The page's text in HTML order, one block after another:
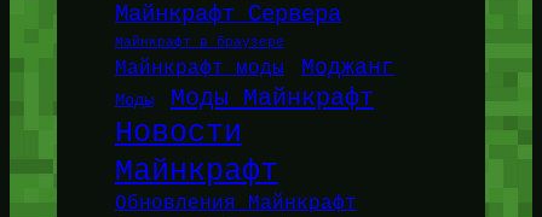
Майнкрафт Сервера
Майнкрафт в браузере
Майнкрафт моды Моджанг
Моды Моды Майнкрафт
Новости
Майнкрафт
Обновления Майнкрафт